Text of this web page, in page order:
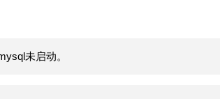
未启动。